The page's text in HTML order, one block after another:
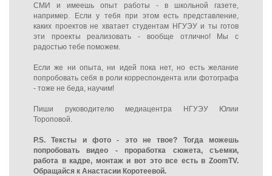
СМИ и имеешь опыт работы - в школьной газете,
например. Если у тебя при этом есть представление,
каких проектов не хватает студентам НГУЭУ и ты готов
эти проекты реализовать - вообще отлично! Мы с
радостью тебе поможем.
Если же ни опыта, ни идей пока нет, но есть желание
попробовать себя в роли корреспондента или фотографа
- тоже не беда, научим!
Пиши руководителю медиацентра НГУЭУ Юлии
Тороповой.
P.S. Тексты и фото - это не твое? Тогда можешь
попробовать видео - проработка сюжета, съемки,
работа в кадре, монтаж и вот это все есть в ZoomTV.
Обращайся к Анастасии Коротеевой.